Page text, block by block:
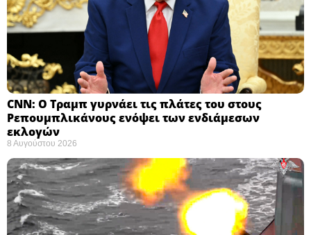
CNN: Ο Τραμπ γυρνάει τις πλάτες του στους
Ρεπουμπλικάνους ενόψει των ενδιάμεσων
εκλογών ​
8 Αυγούστου 2026